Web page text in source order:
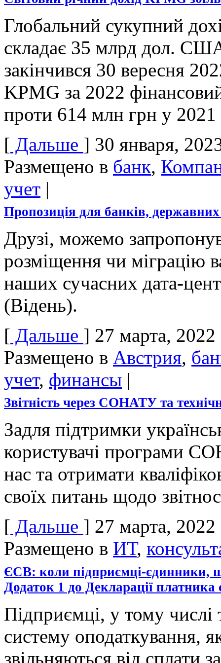
Глобальний сукупний
складає 35 млрд дол.
закінчився 30 вересня
KPMG за 2022
проти 614 млн грн у
[ Дальше ] 30 января,
Размещено в банк,
учет |
Пропозиція для банків,
Друзі, можемо
розміщення чи міграцію
наших сучасних дата-
(Відень).
[ Дальше ] 27 марта, 2022
Размещено в Австрия,
учет, финансы |
Звітність через СОНАТУ та
Задля підтримки
користувачі програми
нас та отримати
своїх питань щодо
[ Дальше ] 27 марта, 2022
Размещено в ИТ,
ЄСВ: коли підприємці-єдинники,
Додаток 1 до Декларації платника
Підприємці, у тому числі
систему оподаткування,
звільняються від сплати